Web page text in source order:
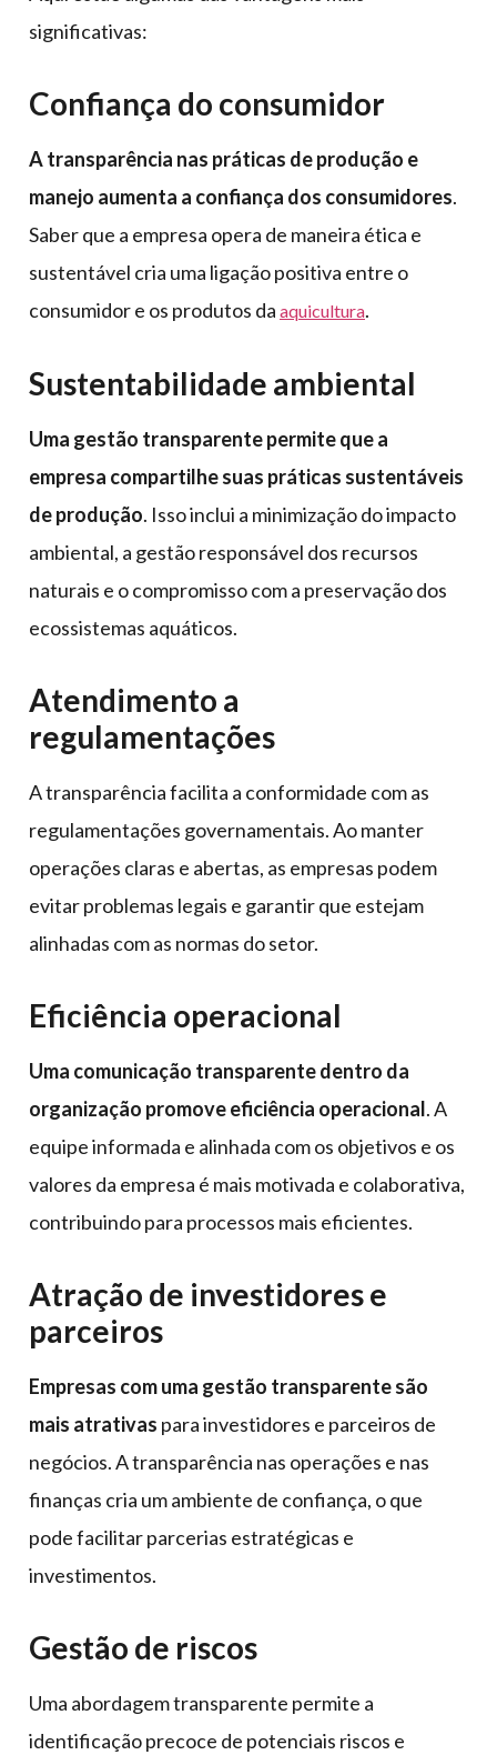
significativas:
Confiança do consumidor
A transparência nas práticas de produção e
manejo aumenta a confiança dos consumidores.
Saber que a empresa opera de maneira ética e
sustentável cria uma ligação positiva entre o
consumidor e os produtos da aquicultura.
Sustentabilidade ambiental
Uma gestão transparente permite que a
empresa compartilhe suas práticas sustentáveis
de produção. Isso inclui a minimização do impacto
ambiental, a gestão responsável dos recursos
naturais e o compromisso com a preservação dos
ecossistemas aquáticos.
Atendimento a
regulamentações
A transparência facilita a conformidade com as
regulamentações governamentais. Ao manter
operações claras e abertas, as empresas podem
evitar problemas legais e garantir que estejam
alinhadas com as normas do setor.
Eficiência operacional
Uma comunicação transparente dentro da
organização promove eficiência operacional. A
equipe informada e alinhada com os objetivos e os
valores da empresa é mais motivada e colaborativa,
contribuindo para processos mais eficientes.
Atração de investidores e
parceiros
Empresas com uma gestão transparente são
mais atrativas para investidores e parceiros de
negócios. A transparência nas operações e nas
finanças cria um ambiente de confiança, o que
pode facilitar parcerias estratégicas e
investimentos.
Gestão de riscos
Uma abordagem transparente permite a
identificação precoce de potenciais riscos e